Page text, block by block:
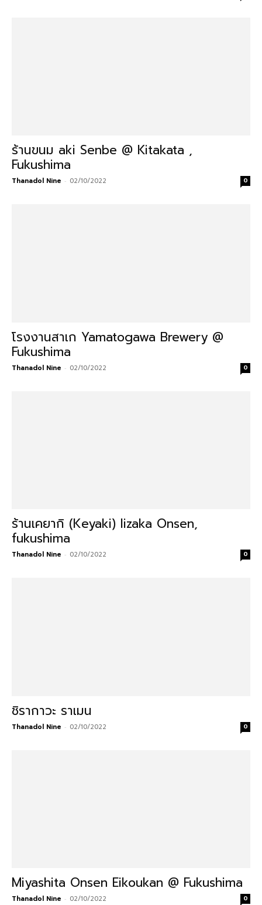
ร้านขนม aki Senbe @ Kitakata ,
Fukushima
Thanadol Nine - 02/10/2022 0
โรงงานสาเก Yamatogawa Brewery @
Fukushima
Thanadol Nine - 02/10/2022 0
ร้านเคยากิ (Keyaki) Iizaka Onsen,
fukushima
Thanadol Nine - 02/10/2022 0
ชิรากาวะ ราเมน
Thanadol Nine - 02/10/2022 0
Miyashita Onsen Eikoukan @ Fukushima
Thanadol Nine - 02/10/2022 0